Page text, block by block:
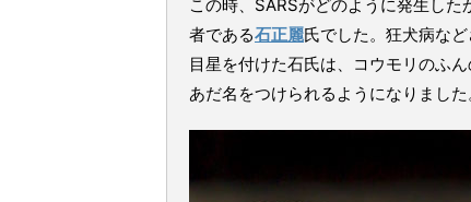
この時、SARSがどのように発生し
者である石正麗氏でした。狂犬病な
目星を付けた石氏は、コウモリのふ
あだ名をつけられるようになりました